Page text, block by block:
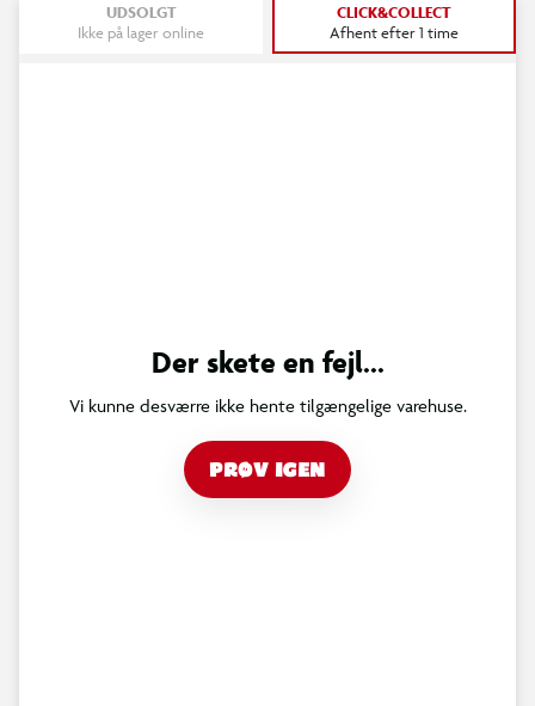
UDSOLGT
Ikke på lager online
CLICK&COLLECT
Afhent efter 1 time
Der skete en fejl...
Vi kunne desværre ikke hente tilgængelige varehuse.
PRØV IGEN